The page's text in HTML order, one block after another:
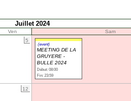
Juillet 2024
Ven Sam
5
(event)
MEETING DE LA
GRUYERE -
BULLE 2024
Début: 08:00
Fin: 23:59
12